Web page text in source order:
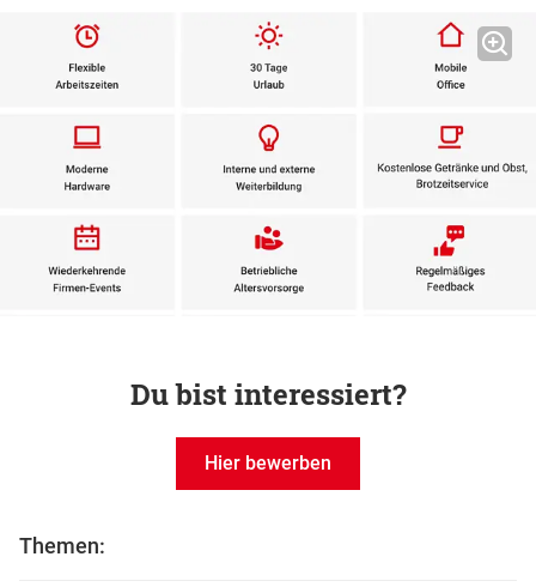
Du bist interessiert?
Hier bewerben
Themen: